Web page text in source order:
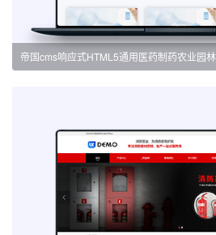
帝国cms响应式HTML5通用医药制药农业园